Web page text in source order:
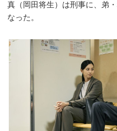
真（岡田将生）は刑事に、弟
なった。